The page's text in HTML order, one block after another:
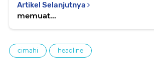
Artikel Selanjutnya
memuat...
cimahi headline